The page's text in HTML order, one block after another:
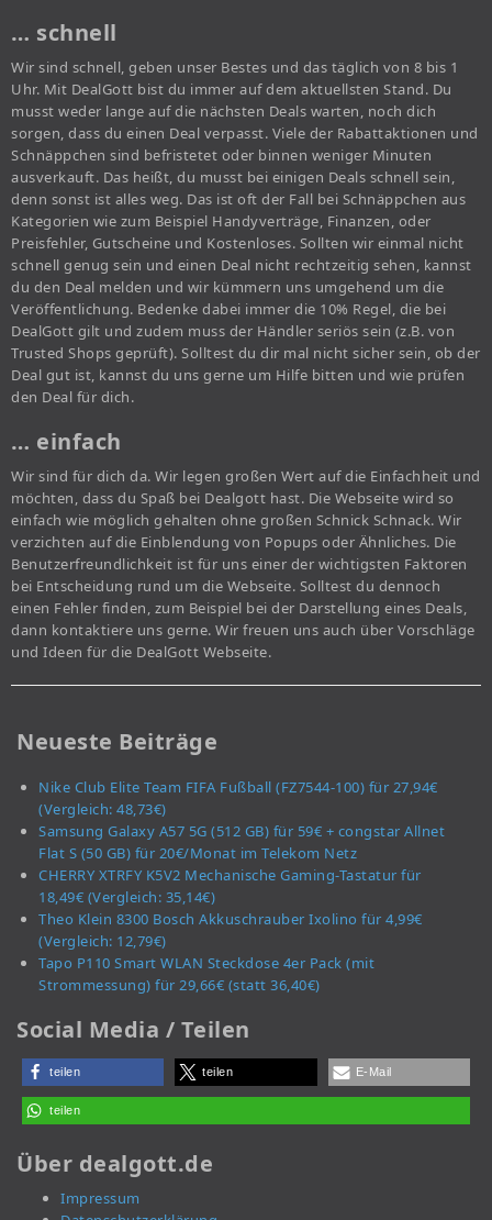
… schnell
Wir sind schnell, geben unser Bestes und das täglich von 8 bis 1
Uhr. Mit DealGott bist du immer auf dem aktuellsten Stand. Du
musst weder lange auf die nächsten Deals warten, noch dich
sorgen, dass du einen Deal verpasst. Viele der Rabattaktionen und
Schnäppchen sind befristetet oder binnen weniger Minuten
ausverkauft. Das heißt, du musst bei einigen Deals schnell sein,
denn sonst ist alles weg. Das ist oft der Fall bei Schnäppchen aus
Kategorien wie zum Beispiel Handyverträge, Finanzen, oder
Preisfehler, Gutscheine und Kostenloses. Sollten wir einmal nicht
schnell genug sein und einen Deal nicht rechtzeitig sehen, kannst
du den Deal melden und wir kümmern uns umgehend um die
Veröffentlichung. Bedenke dabei immer die 10% Regel, die bei
DealGott gilt und zudem muss der Händler seriös sein (z.B. von
Trusted Shops geprüft). Solltest du dir mal nicht sicher sein, ob der
Deal gut ist, kannst du uns gerne um Hilfe bitten und wie prüfen
den Deal für dich.
… einfach
Wir sind für dich da. Wir legen großen Wert auf die Einfachheit und
möchten, dass du Spaß bei Dealgott hast. Die Webseite wird so
einfach wie möglich gehalten ohne großen Schnick Schnack. Wir
verzichten auf die Einblendung von Popups oder Ähnliches. Die
Benutzerfreundlichkeit ist für uns einer der wichtigsten Faktoren
bei Entscheidung rund um die Webseite. Solltest du dennoch
einen Fehler finden, zum Beispiel bei der Darstellung eines Deals,
dann kontaktiere uns gerne. Wir freuen uns auch über Vorschläge
und Ideen für die DealGott Webseite.
Neueste Beiträge
Nike Club Elite Team FIFA Fußball (FZ7544-100) für 27,94€
(Vergleich: 48,73€)
Samsung Galaxy A57 5G (512 GB) für 59€ + congstar Allnet
Flat S (50 GB) für 20€/Monat im Telekom Netz
CHERRY XTRFY K5V2 Mechanische Gaming-Tastatur für
18,49€ (Vergleich: 35,14€)
Theo Klein 8300 Bosch Akkuschrauber Ixolino für 4,99€
(Vergleich: 12,79€)
Tapo P110 Smart WLAN Steckdose 4er Pack (mit
Strommessung) für 29,66€ (statt 36,40€)
Social Media / Teilen
teilen teilen E-Mail
teilen
Über dealgott.de
Impressum